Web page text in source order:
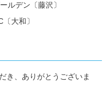
デン〔藤沢〕
大和〕
き、ありがとうございま